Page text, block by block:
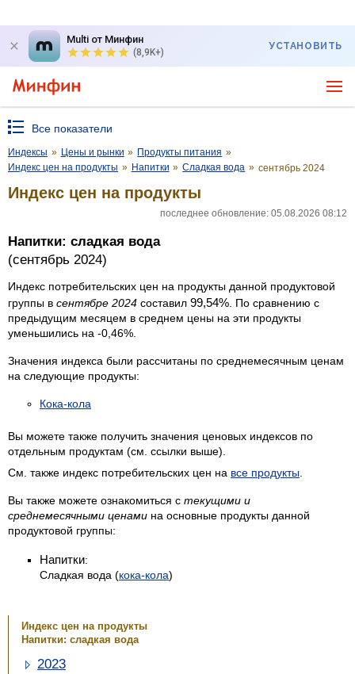
Multi от Минфин
(8,9K+)
УСТАНОВИТЬ
Все показатели
Индексы » Цены и рынки » Продукты питания »
Индекс цен на продукты » Напитки » Сладкая вода » сентябрь 2024
Индекс цен на продукты
последнее обновление: 05.08.2026 08:12
Напитки: сладкая вода
(сентябрь 2024)
Индекс потребительских цен на продукты данной продуктовой
группы в сентябре 2024 составил 99,54% . По сравнению с
предыдущим месяцем в среднем цены на эти продукты
уменьшились на -0,46%.
Значения индекса были рассчитаны по среднемесячным ценам
на следующие продукты:
Кока-кола
Вы можете также получить значения ценовых индексов по
отдельным продуктам (см. ссылки выше).
См. также индекс потребительских цен на все продукты
Вы также можете ознакомиться с текущими и
среднемесячными ценами на основные продукты данной
продуктовой группы:
Напитки:
Сладкая вода (кока-кола)
Индекс цен на продукты
Напитки: сладкая вода
2023